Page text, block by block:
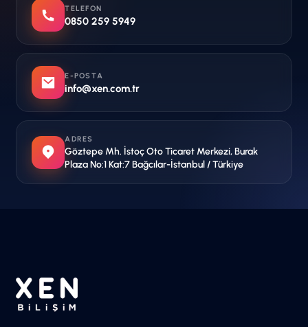
TELEFON
0850 259 5949
E-POSTA
info@xen.com.tr
ADRES
Göztepe Mh. İstoç Oto Ticaret Merkezi, Burak
Plaza No:1 Kat:7 Bağcılar-İstanbul / Türkiye